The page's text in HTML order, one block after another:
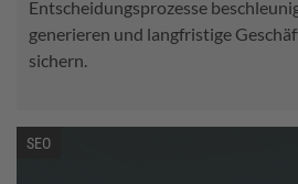
Entscheidungsprozesse
generieren und langfristige
sichern.
SEO